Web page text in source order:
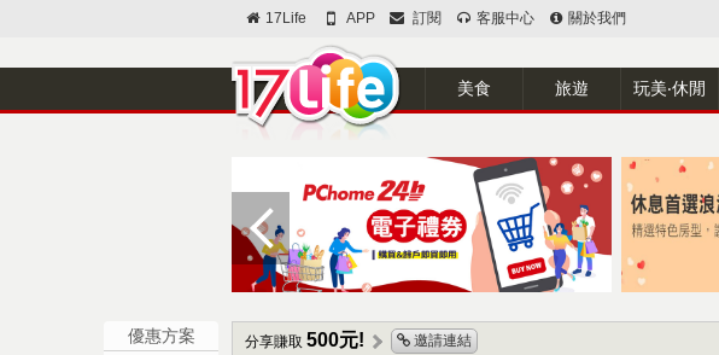
17Life APP 訂閱 客服中心 關於我們
美食 旅遊 玩美‧休閒
優惠方案
分享賺取 500元! 邀請連結